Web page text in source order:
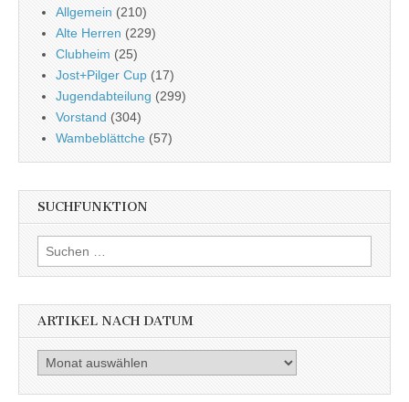
Allgemein (210)
Alte Herren (229)
Clubheim (25)
Jost+Pilger Cup (17)
Jugendabteilung (299)
Vorstand (304)
Wambeblättche (57)
SUCHFUNKTION
Suchen
nach:
ARTIKEL NACH DATUM
Artikel
nach